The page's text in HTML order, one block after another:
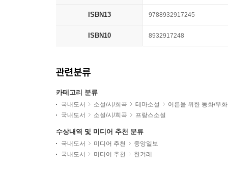
ISBN13 9788932917245
ISBN10 8932917248
관련분류
카테고리 분류
국내도서 소설/시/희곡 테마소설
어른을 위한 동화/우화
국내도서
소설/시/희곡 프랑스소설
수상내역 및 미디어 추천 분류
국내도서 미디어 추천
중앙일보
국내도서
미디어 추천 한겨레